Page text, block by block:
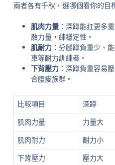
兩者各有千秋，選哪個看你的目
肌肉力量：深蹲能扛更多
散力量，練穩定性。
肌耐力：分腿蹲負重少、
車等耐力訓練者。
下背壓力：深蹲負重容易
合腰痠族群。
比較項目 深蹲
肌肉力量
力量大
肌肉耐力
耐力小
下背壓力
壓力大